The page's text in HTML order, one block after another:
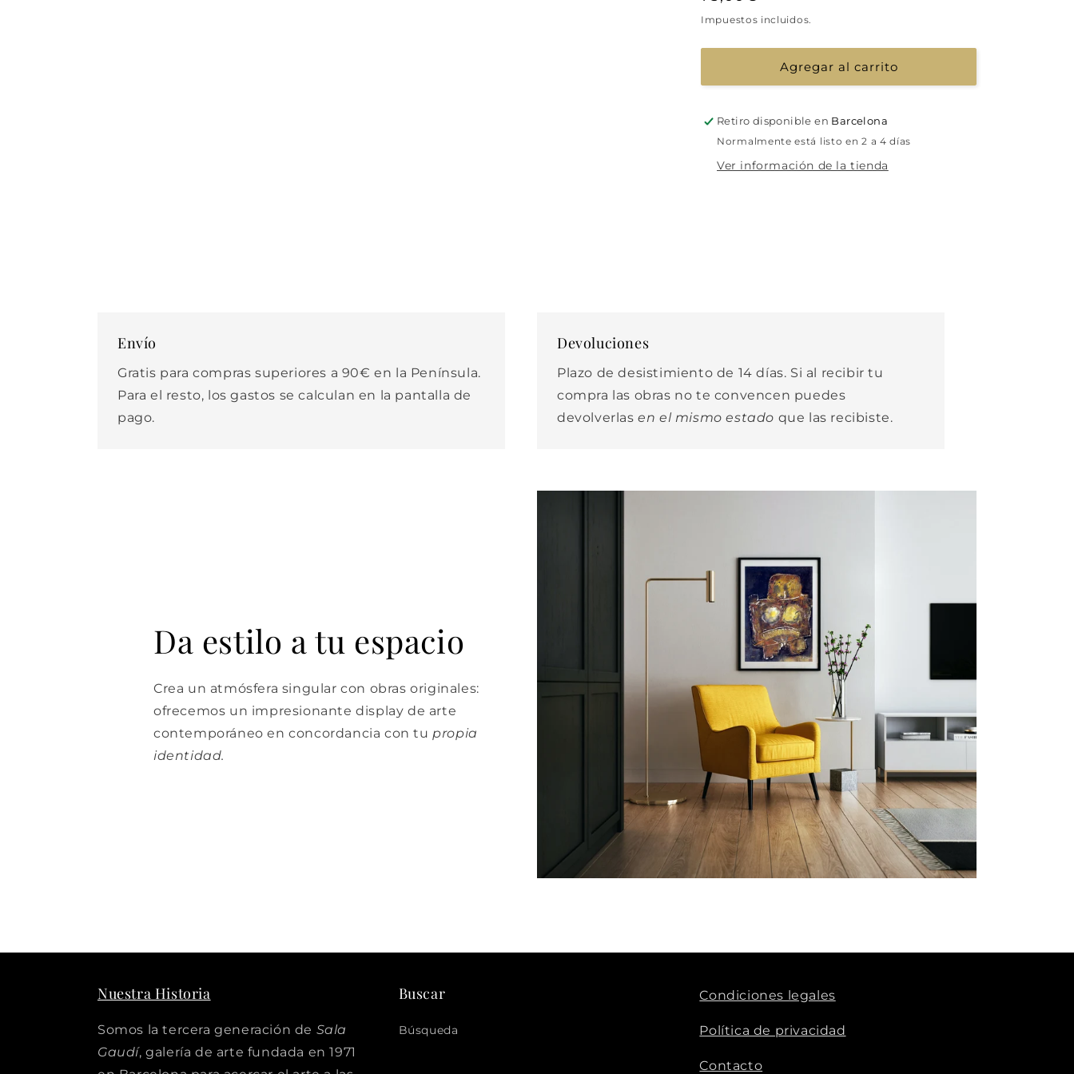
habitual
Impuestos incluidos.
Agregar al carrito
Retiro disponible en Barcelona
Normalmente está listo en 2 a 4 días
Ver información de la tienda
Envío
Gratis para compras superiores a 90€ en la Península.
Para el resto, los gastos se calculan en la pantalla de
pago.
Devoluciones
Plazo de desistimiento de 14 días. Si al recibir tu
compra las obras no te convencen puedes
devolverlasen el mismo estado que las recibiste.
Da estilo a tu espacio
Crea un atmósfera singular con obras originales:
ofrecemos un impresionante display de arte
contemporáneo en concordancia con tu propia
identidad.
Nuestra Historia
Somos la tercera generación de Sala
Gaudí, galería de arte fundada en 1971
Buscar
Búsqueda
Condiciones legales
Política de privacidad
Contacto